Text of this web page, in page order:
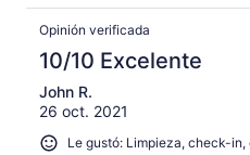
Opinión verificada
10/10 Excelente
John R.
26 oct. 2021
Le gustó: Limpieza, check-